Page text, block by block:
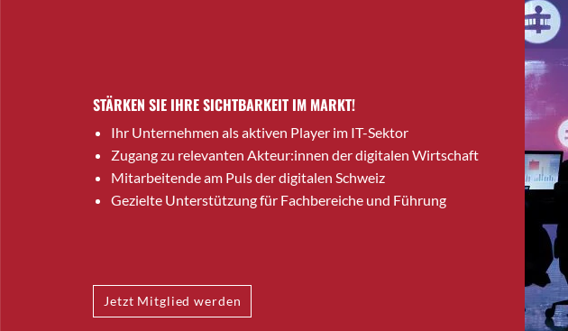
STÄRKEN SIE IHRE SICHTBARKEIT IM MARKT!
Ihr Unternehmen als aktiven Player im IT-Sektor
Zugang zu relevanten Akteur:innen der digitalen Wirtschaft
Mitarbeitende am Puls der digitalen Schweiz
Gezielte Unterstützung für Fachbereiche und Führung
Jetzt Mitglied werden